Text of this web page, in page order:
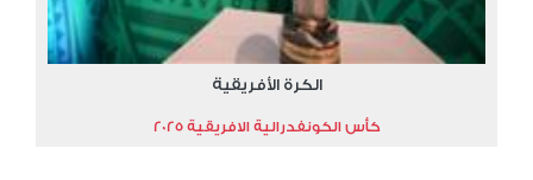
الكرة الأفريقية
كأس الكونفدرالية الافريقية 2025